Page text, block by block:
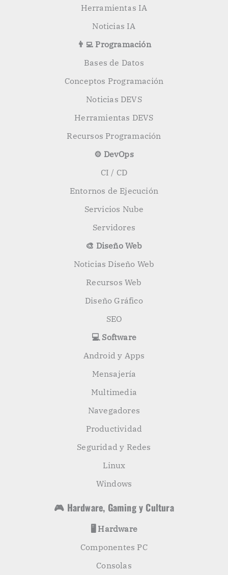
Herramientas IA
Noticias IA
👨‍💻 Programación
Bases de Datos
Conceptos Programación
Noticias DEVS
Herramientas DEVS
Recursos Programación
⚙️ DevOps
CI / CD
Entornos de Ejecución
Servicios Nube
Servidores
🎨 Diseño Web
Noticias Diseño Web
Recursos Web
Diseño Gráfico
SEO
💻 Software
Android y Apps
Mensajería
Multimedia
Navegadores
Productividad
Seguridad y Redes
Linux
Windows
🎮 Hardware, Gaming y Cultura
🖥️ Hardware
Componentes PC
Consolas